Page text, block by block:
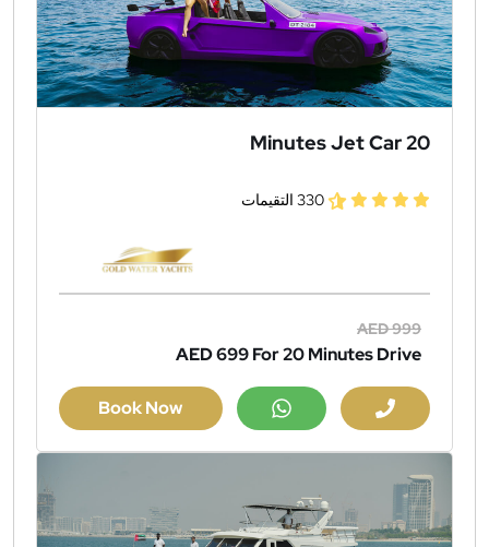
20 Minutes Jet Car
330 التقيمات
AED 999
AED 699For 20 Minutes Drive
Book Now